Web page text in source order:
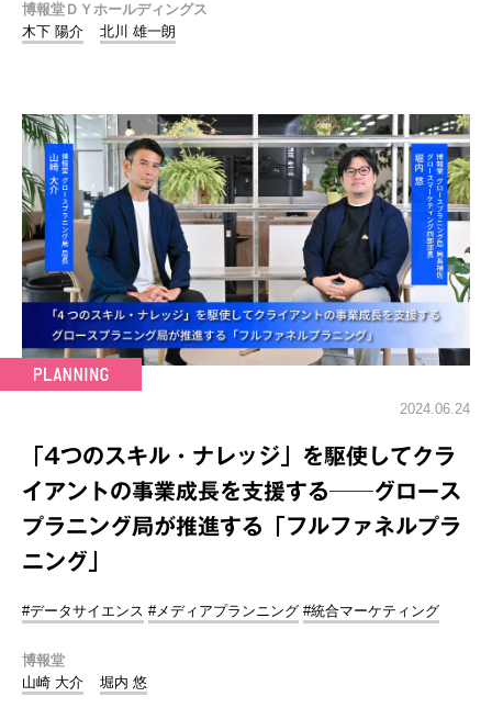
博報堂ＤＹホールディングス
木下 陽介
北川 雄一朗
2024.06.24
「4つのスキル・ナレッジ」を駆使してクラ
イアントの事業成長を支援する──グロース
プラニング局が推進する「フルファネルプラ
ニング」
#データサイエンス #メディアプランニング #統合マーケティング
博報堂
山崎 大介
堀内 悠